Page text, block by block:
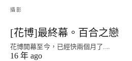
攝影
[花博]最終幕。百合之戀
花博開幕至今，已經快兩個月了....
16 年 ago